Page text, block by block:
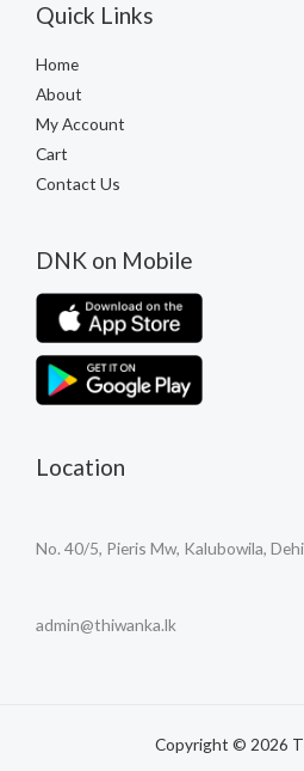
Quick Links
Home
About
My Account
Cart
Contact Us
DNK on Mobile
Location
No. 40/5, Pieris Mw, Kalubowila,
admin@thiwanka.lk
Copyright © 2026